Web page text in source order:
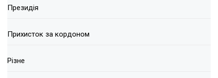
Президія
Прихисток за кордоном
Різне